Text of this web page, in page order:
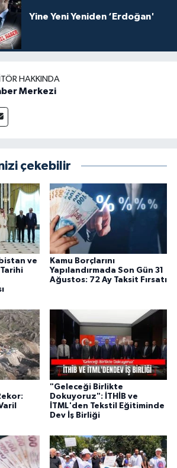
Yine Yeni Yeniden ‘Erdoğan'
HAKKINDA
Merkezi
çekebilir
ve
Kamu Borçlarını
Yapılandırmada Son Gün 31
Ağustos: 72 Ay Taksit Fırsatı
"Geleceği Birlikte
Dokuyoruz": İTHİB ve
İTML'den Tekstil Eğitiminde
Dev İş Birliği